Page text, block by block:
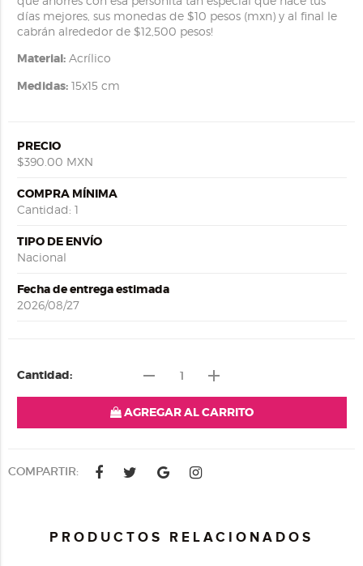
días mejores, sus monedas de $10 pesos (mxn) y al final le
cabrán alrededor de $12,500 pesos!
Material:Acrílico
Medidas:15x15 cm
PRECIO
$390.00 MXN
COMPRA MÍNIMA
Cantidad: 1
TIPO DE ENVÍO
Nacional
Fecha de entrega estimada
2026/08/27
Cantidad: remove add
AGREGAR AL CARRITO
COMPARTIR:
PRODUCTOS RELACIONADOS